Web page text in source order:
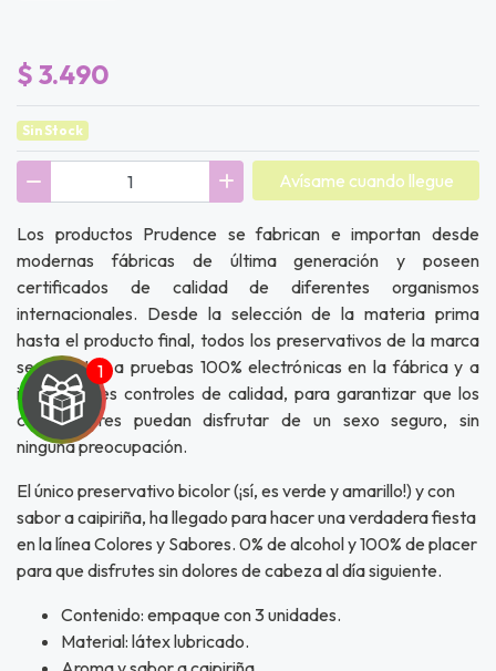
y
$ 3.490
Sin Stock
Avísame cuando llegue
Los productos Prudence se fabrican e importan desde
modernas fábricas de última generación y poseen
certificados de calidad de diferentes organismos
internacionales. Desde la selección de la materia prima
hasta el producto final, todos los preservativos de la marca
se someten a pruebas 100% electrónicas en la fábrica y a
innumerables controles de calidad, para garantizar que los
consumidores puedan disfrutar de un sexo seguro, sin
ninguna preocupación.
El único preservativo bicolor (¡sí, es verde y amarillo!) y con
sabor a caipiriña, ha llegado para hacer una verdadera fiesta
en la línea Colores y Sabores. 0% de alcohol y 100% de placer
para que disfrutes sin dolores de cabeza al día siguiente.
Contenido: empaque con 3 unidades.
Material: látex lubricado.